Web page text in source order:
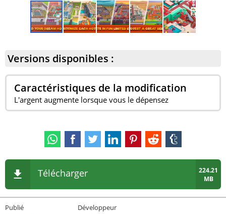
Versions disponibles :
Caractéristiques de la modification
L'argent augmente lorsque vous le dépensez
Télécharger
224.21
MB
Publié Développeur